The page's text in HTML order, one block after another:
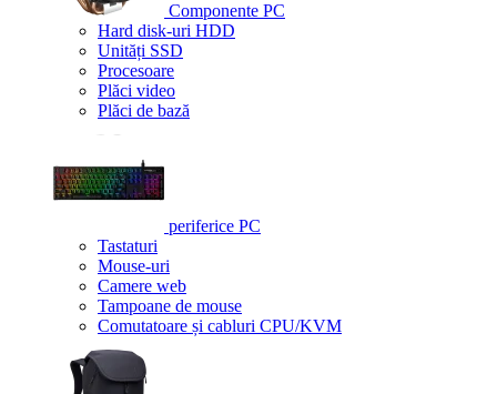
Componente PC
Hard disk-uri HDD
Unități SSD
Procesoare
Plăci video
Plăci de bază
periferice PC
Tastaturi
Mouse-uri
Camere web
Tampoane de mouse
Comutatoare și cabluri CPU/KVM